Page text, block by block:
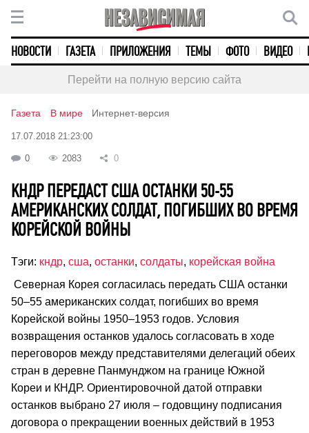
НОВОСТИ ГАЗЕТА ПРИЛОЖЕНИЯ ТЕМЫ ФОТО ВИДЕО
Перейти на полную версию сайта
Газета В мире Интернет-версия
17.07.2018 21:23:00
0 2083 0
КНДР ПЕРЕДАСТ США ОСТАНКИ 50-55
АМЕРИКАНСКИХ СОЛДАТ, ПОГИБШИХ ВО ВРЕМЯ
КОРЕЙСКОЙ ВОЙНЫ
Тэги: кндр, сша, останки, солдаты, корейская война
Северная Корея согласилась передать США останки
50–55 американских солдат, погибших во время
Корейской войны 1950–1953 годов. Условия
возвращения останков удалось согласовать в ходе
переговоров между представителями делегаций обеих
стран в деревне Панмунджом на границе Южной
Кореи и КНДР. Ориентировочной датой отправки
останков выбрано 27 июля – годовщину подписания
договора о прекращении военных действий в 1953